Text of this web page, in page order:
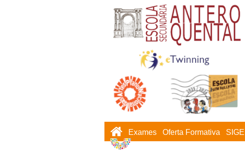
Exames Oferta Formativa SIGE